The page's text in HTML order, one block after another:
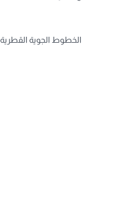
الخطوط الجوية